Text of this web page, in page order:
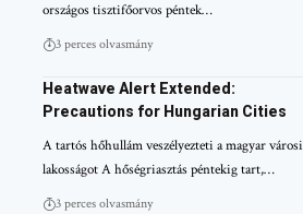
országos tisztifőorvos péntek…
3 perces olvasmány
Heatwave Alert Extended:
Precautions for Hungarian Cities
A tartós hőhullám veszélyezteti a magyar városi
lakosságot A hőségriasztás péntekig tart,…
3 perces olvasmány